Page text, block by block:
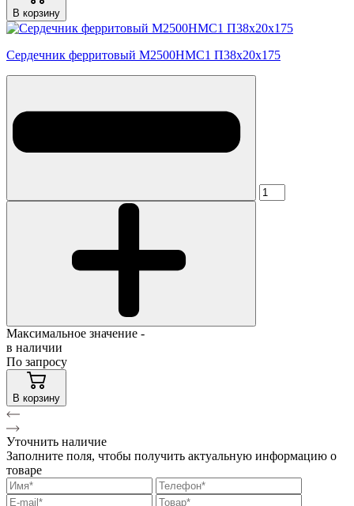
В корзину
Сердечник ферритовый М2500НМС1 П38х20х175
Максимальное значение -
в наличии
По запросу
В корзину
Уточнить наличие
Заполните поля, чтобы получить актуальную информацию о
товаре